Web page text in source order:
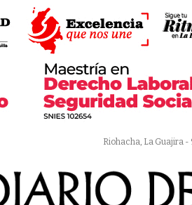
Riohacha, La Guajira -